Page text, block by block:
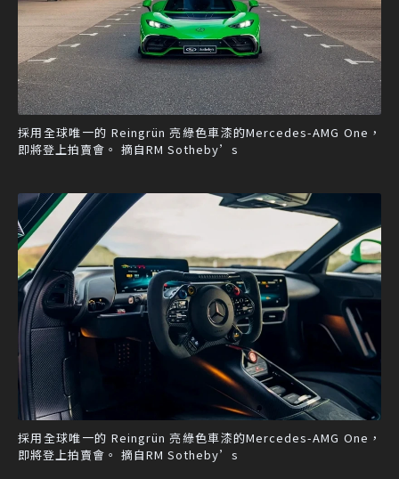
採用全球唯一的 Reingrün 亮綠色車漆的Mercedes-AMG One，
即將登上拍賣會。 摘自RM Sotheby’s
採用全球唯一的 Reingrün 亮綠色車漆的Mercedes-AMG One，
即將登上拍賣會。 摘自RM Sotheby’s